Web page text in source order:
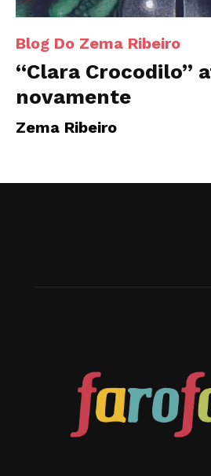
Blog Do Zema Ribeiro
“Clara Crocodilo”
novamente
Zema Ribeiro